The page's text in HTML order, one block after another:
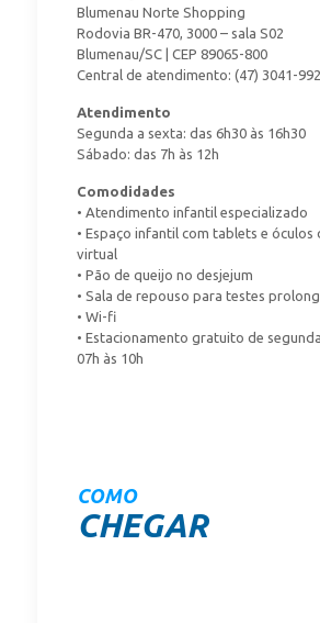
Blumenau Norte Shopping
Rodovia BR-470, 3000 – sala S02
Blumenau/SC | CEP 89065-800
Central de atendimento: (47) 3041-
Atendimento
Segunda a sexta: das 6h30 às 16h30
Sábado: das 7h às 12h
Comodidades
• Atendimento infantil especializado
• Espaço infantil com tablets e óculos
virtual
• Pão de queijo no desjejum
• Sala de repouso para testes
• Wi-fi
• Estacionamento gratuito de
07h às 10h
COMO
CHEGAR